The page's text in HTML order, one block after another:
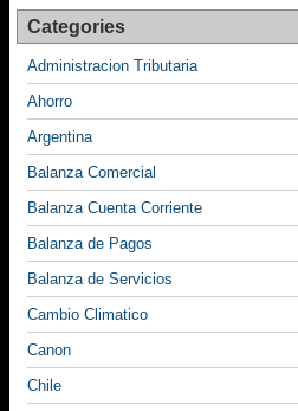
Categories
Administracion Tributaria
Ahorro
Argentina
Balanza Comercial
Balanza Cuenta Corriente
Balanza de Pagos
Balanza de Servicios
Cambio Climatico
Canon
Chile